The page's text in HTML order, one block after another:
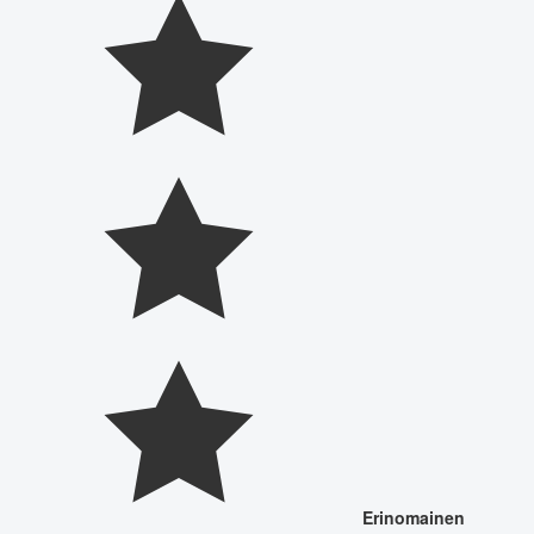
Erinomainen